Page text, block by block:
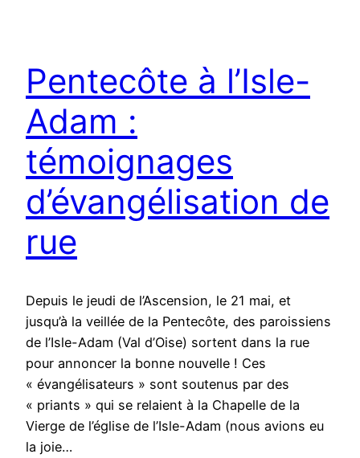
Pentecôte à l’Isle-
Adam :
témoignages
d’évangélisation de
rue
Depuis le jeudi de l’Ascension, le 21 mai, et
jusqu’à la veillée de la Pentecôte, des paroissiens
de l’Isle-Adam (Val d’Oise) sortent dans la rue
pour annoncer la bonne nouvelle ! Ces
« évangélisateurs » sont soutenus par des
« priants » qui se relaient à la Chapelle de la
Vierge de l’église de l’Isle-Adam (nous avions eu
la joie…